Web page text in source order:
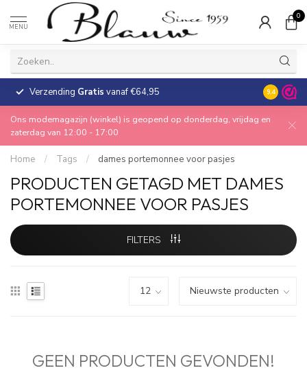
MENU
0
Verzending Gratis vanaf €64,95 30 dagen
9.4
Ons modemagazijn (winkel) is geopend op donderdag, vrijdag en
zaterdag van 12:00 - 17:00
Home / Tags / dames portemonnee voor pasjes
PRODUCTEN GETAGD MET DAMES
PORTEMONNEE VOOR PASJES
FILTERS
GEEN PRODUCTEN GEVONDEN!